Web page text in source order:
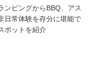
ンピングからBBQ、アス
日常体験を存分に堪能で
ポットを紹介